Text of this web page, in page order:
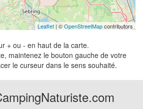
Leaflet | ©OpenStreetMapcontributors
+ ou - en haut de la carte.
maintenez le bouton gauche de votre
le curseur dans le sens souhaité.